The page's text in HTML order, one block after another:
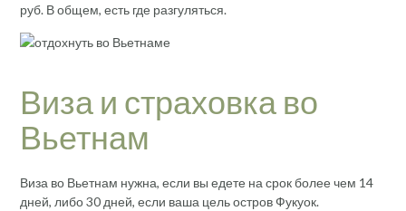
руб. В общем, есть где разгуляться.
Виза и страховка во
Вьетнам
Виза во Вьетнам нужна, если вы едете на срок более чем 14
дней, либо 30 дней, если ваша цель остров Фукуок.